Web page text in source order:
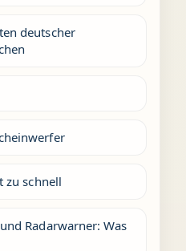
deutscher
zu schnell
Radarwarner: Was